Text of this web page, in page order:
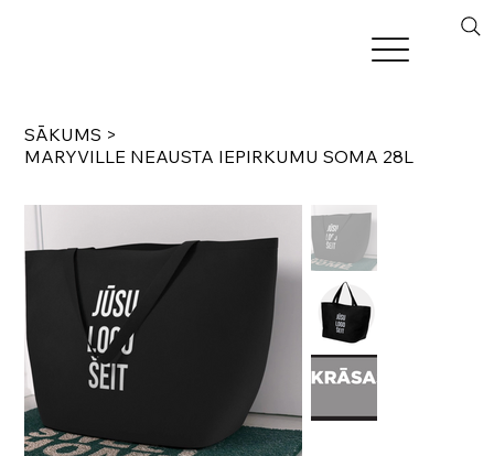
SĀKUMS >
MARYVILLE NEAUSTA IEPIRKUMU SOMA 28L